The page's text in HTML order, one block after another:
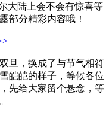
大陆上会不会有惊喜等
部分精彩内容哦！
旦，换成了与节气相符
皑皑的样子，等候各位
先给大家留个悬念，等